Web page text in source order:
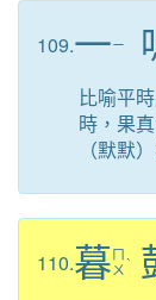
109.一ㄧ
比喻平
時，果
（默默
110.暮 ㄇ
ㄨˋ